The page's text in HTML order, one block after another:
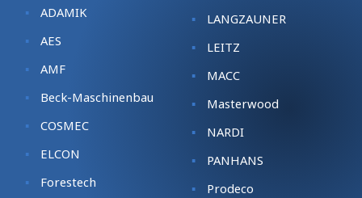
ADAMIK
AES
AMF
Beck-Maschinenbau
COSMEC
ELCON
Forestech
LANGZAUNER
LEITZ
MACC
Masterwood
NARDI
PANHANS
Prodeco